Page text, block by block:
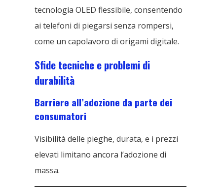
tecnologia OLED flessibile, consentendo
ai telefoni di piegarsi senza rompersi,
come un capolavoro di origami digitale.
Sfide tecniche e problemi di
durabilità
Barriere all’adozione da parte dei
consumatori
Visibilità delle pieghe, durata, e i prezzi
elevati limitano ancora l’adozione di
massa.